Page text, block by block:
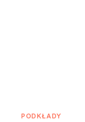
PODKŁADY